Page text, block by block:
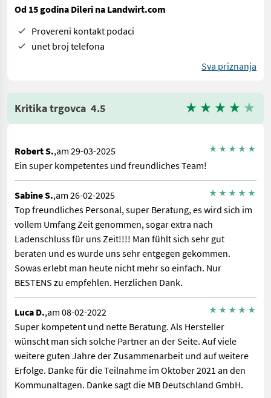
Od 15 godina Dileri na Landwirt.com
Provereni kontakt podaci
unet broj telefona
Sva priznanja
Kritika trgovca 4.5
Robert S.,am 29-03-2025
Ein super kompetentes und freundliches Team!
Sabine S.,am 26-02-2025
Top freundliches Personal, super Beratung, es wird sich im
vollem Umfang Zeit genommen, sogar extra nach
Ladenschluss für uns Zeit!!!! Man fühlt sich sehr gut
beraten und es wurde uns sehr entgegen gekommen.
Sowas erlebt man heute nicht mehr so einfach. Nur
BESTENS zu empfehlen. Herzlichen Dank.
Luca D.,am 08-02-2022
Super kompetent und nette Beratung. Als Hersteller
wünscht man sich solche Partner an der Seite. Auf viele
weitere guten Jahre der Zusammenarbeit und auf weitere
Erfolge. Danke für die Teilnahme im Oktober 2021 an den
Kommunaltagen. Danke sagt die MB Deutschland GmbH.